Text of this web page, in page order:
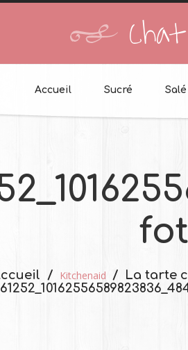
Accueil Sucré Salé
Kitchenaid
La tarte